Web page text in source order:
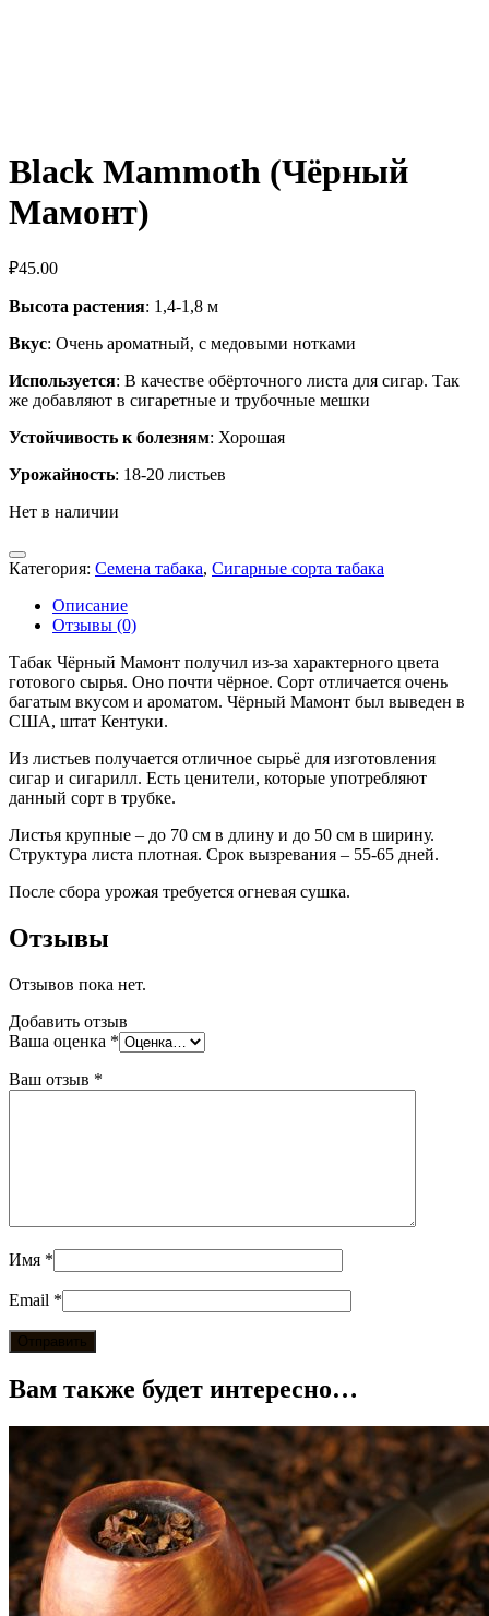
Black Mammoth (Чёрный
Мамонт)
₽45.00
Высота растения: 1,4-1,8 м
Вкус: Очень ароматный, с медовыми нотками
Используется: В качестве обёрточного листа для сигар. Так
же добавляют в сигаретные и трубочные мешки
Устойчивость к болезням: Хорошая
Урожайность: 18-20 листьев
Нет в наличии
Категория: Семена табака, Сигарные сорта табака
Описание
Отзывы (0)
Табак Чёрный Мамонт получил из-за характерного цвета
готового сырья. Оно почти чёрное. Сорт отличается очень
багатым вкусом и ароматом. Чёрный Мамонт был выведен в
США, штат Кентуки.
Из листьев получается отличное сырьё для изготовления
сигар и сигарилл. Есть ценители, которые употребляют
данный сорт в трубке.
Листья крупные – до 70 см в длину и до 50 см в ширину.
Структура листа плотная. Срок вызревания – 55-65 дней.
После сбора урожая требуется огневая сушка.
Отзывы
Отзывов пока нет.
Добавить отзыв
Ваша оценка *
Ваш отзыв *
Имя *
Email *
Вам также будет интересно…